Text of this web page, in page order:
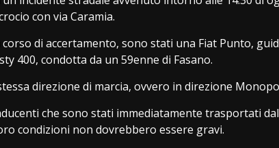
con via Caramia.
di accertamento, sono stati una Fiat Punto,
400, condotta da un 59enne di Fasano.
direzione di marcia, ovvero in direzione
che sono stati immediatamente trasportati
condizioni non dovrebbero essere gravi.